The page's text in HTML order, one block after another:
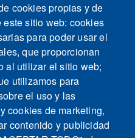
cookies propias y de
sitio web: cookies
para poder usar el
que proporcionan
al utilizar el sitio web;
utilizamos para
el uso y las
cookies de marketing,
contenido y publicidad